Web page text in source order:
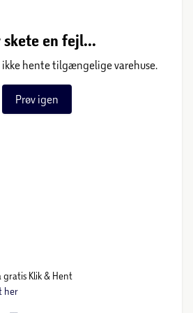
skete en fejl...
hente tilgængelige varehuse.
Prøv igen
gratis Klik & Hent
her